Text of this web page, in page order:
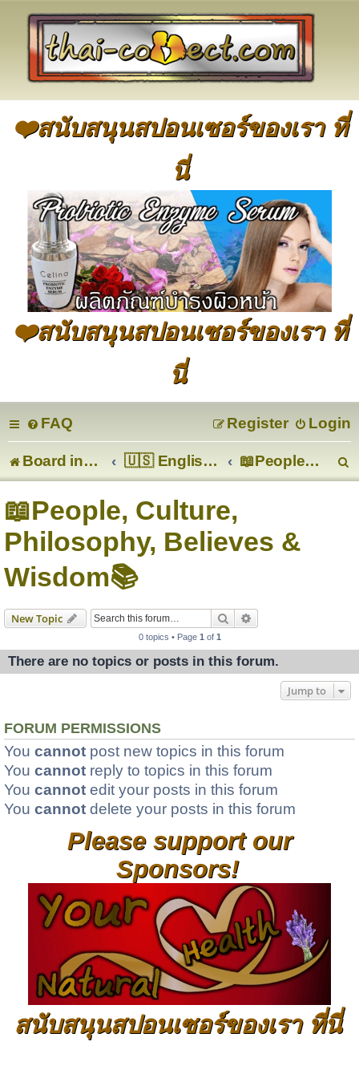
❤️สนับสนุนสปอนเซอร์ของเรา ที่
นี่
❤️สนับสนุนสปอนเซอร์ของเรา ที่
นี่
FAQ Login
Register
Board index 🇺🇸 English 🇬🇧 📖People, Culture, Philosophy, Believes & Wisdom📚
📖People, Culture,
Philosophy, Believes &
Wisdom📚
New Topic Search
0 topics • Page 1 of 1
There are no topics or posts in this forum.
Jump to
FORUM PERMISSIONS
You cannot post new topics in this forum
You cannot reply to topics in this forum
You cannot edit your posts in this forum
You cannot delete your posts in this forum
Please support our
Sponsors!
สนับสนุนสปอนเซอร์ของเรา ที่นี่